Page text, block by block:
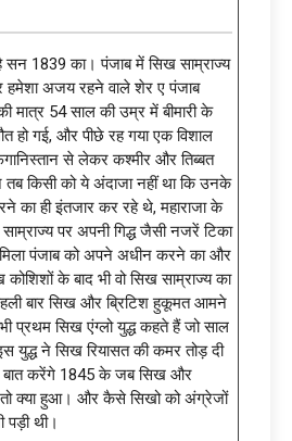
सन 1839 का। पंजाब में सिख साम्राज्य
हमेशा अजय रहने वाले शेर ए पंजाब
मात्र 54 साल की उम्र में बीमारी के
हो गई, और पीछे रह गया एक विशाल
से लेकर कश्मीर और तिब्बत
किसी को ये अंदाजा नहीं था कि उनके
का ही इंतजार कर रहे थे, महाराजा के
पर अपनी गिद्ध जैसी नजरें टिका
पंजाब को अपने अधीन करने का और
कोशिशों के बाद भी वो सिख साम्राज्य का
बार सिख और ब्रिटिश हुकूमत आमने
प्रथम सिख एंग्लो युद्ध कहते हैं जो साल
युद्ध ने सिख रियासत की कमर तोड़ दी
करेंगे 1845 के जब सिख और
क्या हुआ। और कैसे सिखो को अंग्रेजों
पड़ी थी।